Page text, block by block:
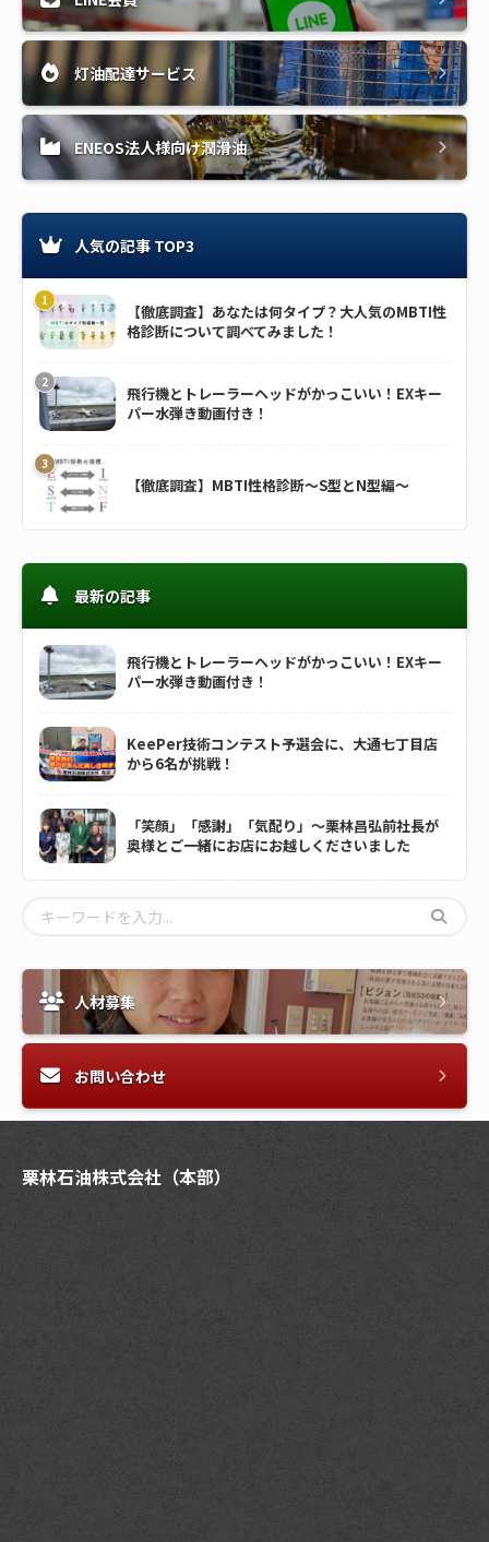
灯油配達サービス
ENEOS法人様向け潤滑油
人気の記事 TOP3
【徹底調査】あなたは何タイプ？大人気のMBTI性
格診断について調べてみました！
飛行機とトレーラーヘッドがかっこいい！EXキー
パー水弾き動画付き！
【徹底調査】MBTI性格診断～S型とN型編～
最新の記事
飛行機とトレーラーヘッドがかっこいい！EXキー
パー水弾き動画付き！
KeePer技術コンテスト予選会に、大通七丁目店
から6名が挑戦！
「笑顔」「感謝」「気配り」～栗林昌弘前社長が
奥様とご一緒にお店にお越しくださいました
人材募集
お問い合わせ
栗林石油株式会社（本部）